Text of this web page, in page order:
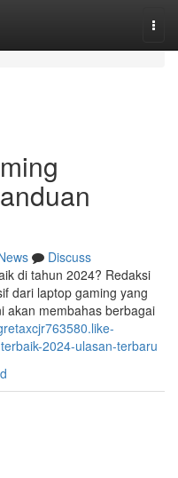
Discuss
di tahun 2024? Redaksi
dari laptop gaming yang
akan membahas berbagai
2024-ulasan-terbaru